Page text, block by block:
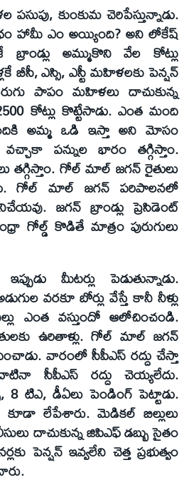
కుంకుమ చెరిపేస్తున్నాడు.
హామీ ఎం అయ్యింది? అని లోకేష్
అమ్ముకొని వేల కోట్లు
బీసీ, ఎస్సి, ఎస్టీ మహిళలకు పెన్షన్
పాపం మహిళలు దాచుకున్న
కోట్లు కొట్టేసాడు. ఎంత మంది
అమ్మ ఒడి ఇస్తా అని మోసం
పన్నుల భారం తగ్గిస్తాం.
తగ్గిస్తాం. గోల్ మాల్ జగన్ రైతులు
గోల్ మాల్ జగన్ పరిపాలనలో
జగన్ బ్రాండ్లు ప్రెసిడెంట్
గోల్డ్ కొడితే మాత్రం పురుగులు
మీటర్లు పెడుతున్నాడు.
వరకూ బోర్లు వేస్తే కానీ నీళ్లు
ఎంత వస్తుందో ఆలోచించండి.
ఉరితాళ్లు. గోల్ మాల్ జగన్
వారంలో సీపీఎస్ రద్దు చేస్తా
సీపీఎస్ రద్దు చెయ్యలేదు.
8 టిఎ, డీఏలు పెండింగ్ పెట్టాడు.
కూడా లేపేశారు. మెడికల్ బిల్లులు
దాచుకున్న జిపిఎఫ్ డబ్బు సైతం
పెన్షన్ ఇవ్వలేని చెత్త ప్రభుత్వం